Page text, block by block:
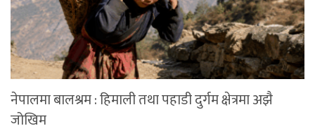
नेपालमा बालश्रम : हिमाली तथा पहाडी दुर्गम क्षेत्रमा अझै
जोखिम